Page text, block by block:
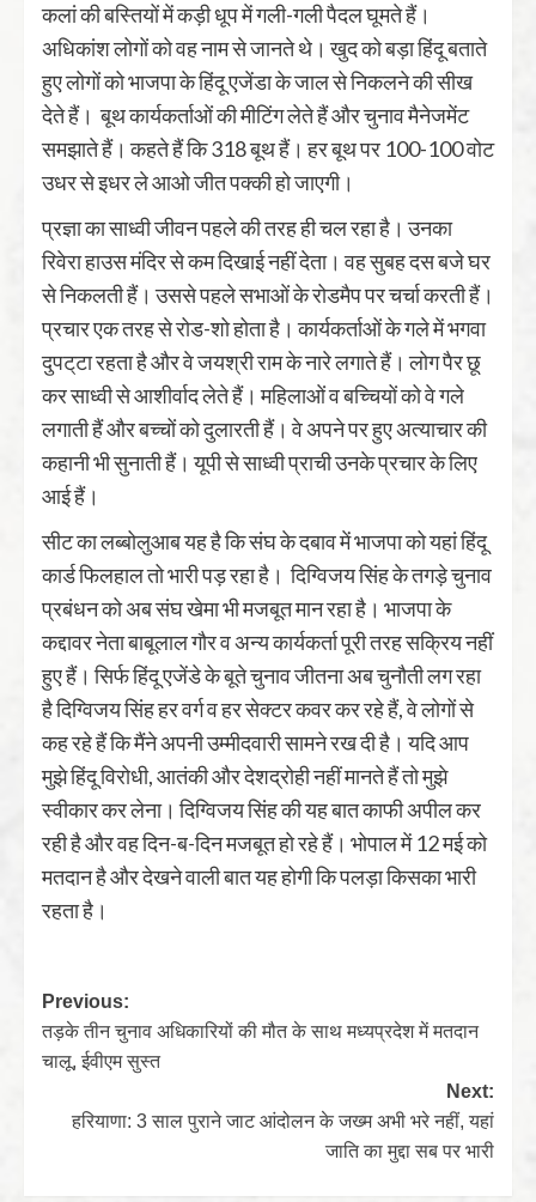
कलां की बस्तियों में कड़ी धूप में गली-गली पैदल घूमते हैं।
अधिकांश लोगों को वह नाम से जानते थे। खुद को बड़ा हिंदू बताते
हुए लोगों को भाजपा के हिंदू एजेंडा के जाल से निकलने की सीख
देते हैं। बूथ कार्यकर्ताओं की मीटिंग लेते हैं और चुनाव मैनेजमेंट
समझाते हैं। कहते हैं कि 318 बूथ हैं। हर बूथ पर 100-100 वोट
उधर से इधर ले आओ जीत पक्की हो जाएगी।
प्रज्ञा का साध्वी जीवन पहले की तरह ही चल रहा है। उनका
रिवेरा हाउस मंदिर से कम दिखाई नहीं देता। वह सुबह दस बजे घर
से निकलती हैं। उससे पहले सभाओं के रोडमैप पर चर्चा करती हैं।
प्रचार एक तरह से रोड-शो होता है। कार्यकर्ताओं के गले में भगवा
दुपट्‌टा रहता है और वे जयश्री राम के नारे लगाते हैं। लोग पैर छू
कर साध्वी से आशीर्वाद लेते हैं। महिलाओं व बच्चियों को वे गले
लगाती हैं और बच्चों को दुलारती हैं। वे अपने पर हुए अत्याचार की
कहानी भी सुनाती हैं। यूपी से साध्वी प्राची उनके प्रचार के लिए
आई हैं।
सीट का लब्बोलुआब यह है कि संघ के दबाव में भाजपा को यहां हिंदू
कार्ड फिलहाल तो भारी पड़ रहा है। दिग्विजय सिंह के तगड़े चुनाव
प्रबंधन को अब संघ खेमा भी मजबूत मान रहा है। भाजपा के
कद्दावर नेता बाबूलाल गौर व अन्य कार्यकर्ता पूरी तरह सक्रिय नहीं
हुए हैं। सिर्फ हिंदू एजेंडे के बूते चुनाव जीतना अब चुनौती लग रहा
है दिग्विजय सिंह हर वर्ग व हर सेक्टर कवर कर रहे हैं, वे लोगों से
कह रहे हैं कि मैंने अपनी उम्मीदवारी सामने रख दी है। यदि आप
मुझे हिंदू विरोधी, आतंकी और देशद्रोही नहीं मानते हैं तो मुझे
स्वीकार कर लेना। दिग्विजय सिंह की यह बात काफी अपील कर
रही है और वह दिन-ब-दिन मजबूत हो रहे हैं। भोपाल में 12 मई को
मतदान है और देखने वाली बात यह होगी कि पलड़ा किसका भारी
रहता है।
Previous:
तड़के तीन चुनाव अधिकारियों की मौत के साथ मध्‍यप्रदेश में मतदान
चालू, ईवीएम सुस्‍त
Next:
हरियाणा: 3 साल पुराने जाट आंदोलन के जख्म अभी भरे नहीं, यहां
जाति का मुद्दा सब पर भारी